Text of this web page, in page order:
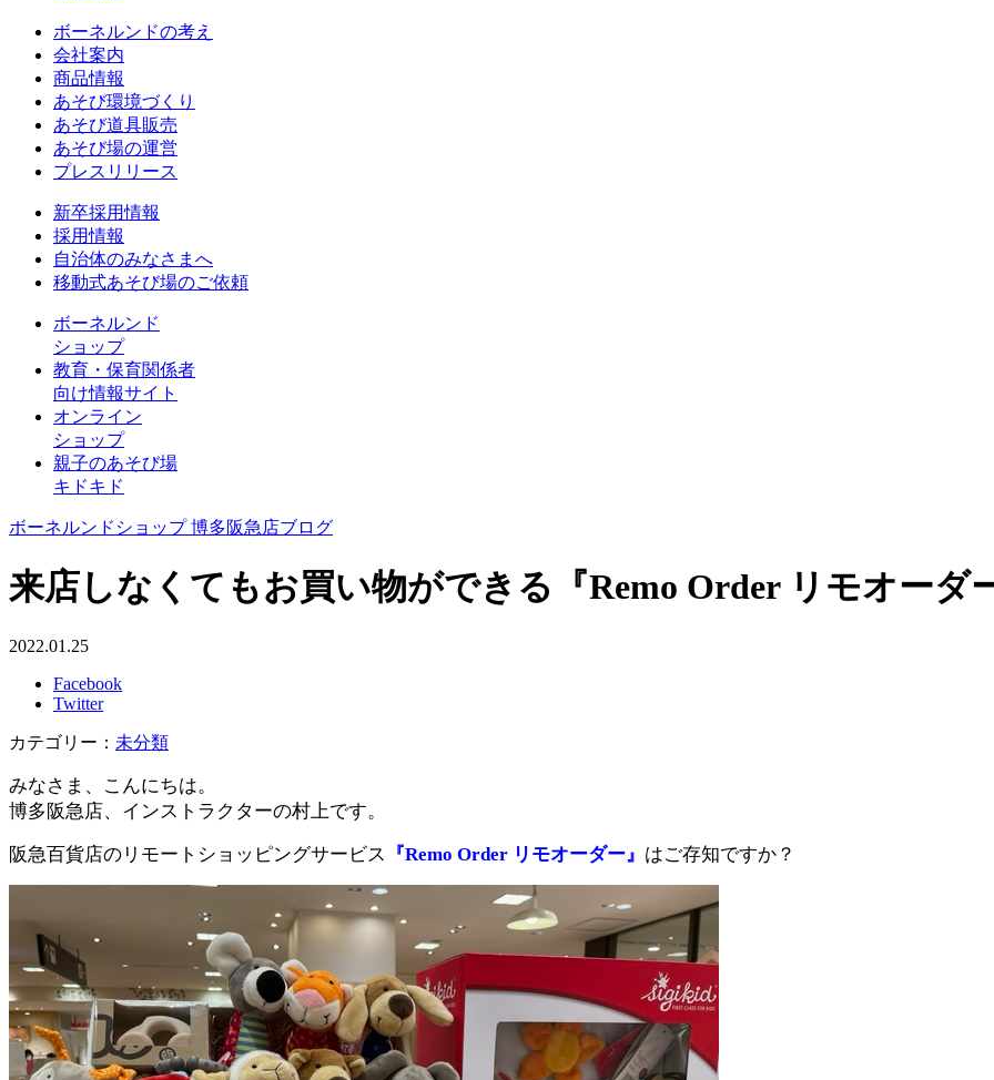
ボーネルンドの考え
会社案内
商品情報
あそび環境づくり
あそび道具販売
あそび場の運営
プレスリリース
新卒採用情報
採用情報
自治体のみなさまへ
移動式あそび場のご依頼
ボーネルンド
ショップ
教育・保育関係者
向け情報サイト
オンライン
ショップ
親子のあそび場
キドキド
ボーネルンドショップ 博多阪急店ブログ
来店しなくてもお買い物ができる『Remo Order リモオーダ
2022.01.25
Facebook
Twitter
カテゴリー： 未分類
みなさま、こんにちは。
博多阪急店、インストラクターの村上です。
阪急百貨店のリモートショッピングサービス 『Remo Order リモオーダー』 はご存知ですか？